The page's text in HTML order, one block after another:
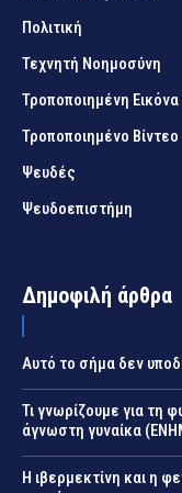
Πολιτική
Τεχνητή Νοημοσύνη
Τροποποιημένη Εικόνα
Τροποποιημένο Βίντεο
Ψευδές
Ψευδοεπιστήμη
Δημοφιλή άρθρα
Αυτό το σήμα δεν
Τι γνωρίζουμε για τη
άγνωστη γυναίκα
Η ιβερμεκτίνη και η